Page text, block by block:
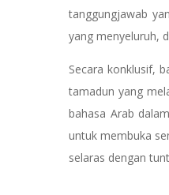
tanggungjawab
yang menyeluruh,
Secara konklusif,
tamadun yang
bahasa Arab
untuk membuka
selaras dengan